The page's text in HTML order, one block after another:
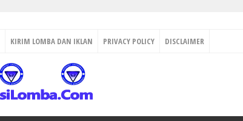
KIRIM LOMBA DAN IKLAN PRIVACY POLICY DISCLAIMER